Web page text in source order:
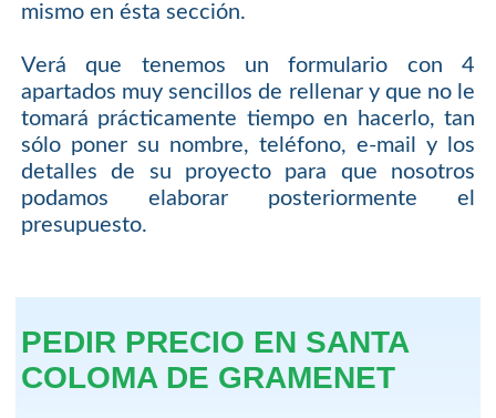
mismo en ésta sección.
Verá que tenemos un formulario con 4
apartados muy sencillos de rellenar y que no le
tomará prácticamente tiempo en hacerlo, tan
sólo poner su nombre, teléfono, e-mail y los
detalles de su proyecto para que nosotros
podamos elaborar posteriormente el
presupuesto.
PEDIR PRECIO EN SANTA
COLOMA DE GRAMENET